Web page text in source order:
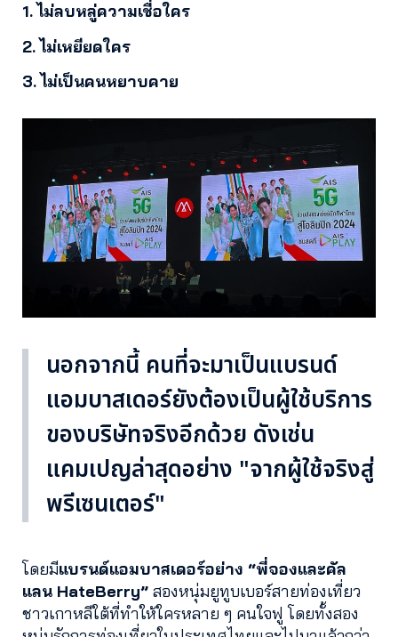
1. ไม่ลบหลู่ความเชื่อใคร
2. ไม่เหยียดใคร
3. ไม่เป็นคนหยาบคาย
นอกจากนี้ คนที่จะมาเป็นแบรนด์
แอมบาสเดอร์ยังต้องเป็นผู้ใช้บริการ
ของบริษัทจริงอีกด้วย ดังเช่น
แคมเปญล่าสุดอย่าง "จากผู้ใช้จริงสู่
พรีเซนเตอร์"
โดยมีแบรนด์แอมบาสเดอร์อย่าง “พี่จองและคัล
แลน HateBerry” สองหนุ่มยูทูบเบอร์สายท่องเที่ยว
ชาวเกาหลีใต้ที่ทำให้ใครหลาย ๆ คนใจฟู โดยทั้งสอง